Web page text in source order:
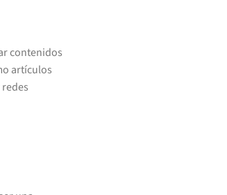
contenidos
artículos